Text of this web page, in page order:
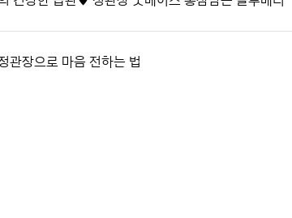
관장으로 마음 전하는 법